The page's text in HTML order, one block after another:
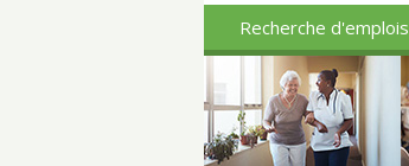
Recherche d'emplois